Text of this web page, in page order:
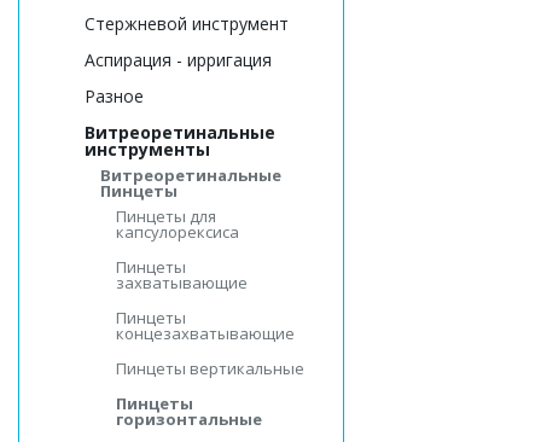
Стержневой инструмент
Аспирация - ирригация
Разное
Витреоретинальные
инструменты
Витреоретинальные
Пинцеты
Пинцеты для
капсулорексиса
Пинцеты
захватывающие
Пинцеты
концезахватывающие
Пинцеты вертикальные
Пинцеты
горизонтальные